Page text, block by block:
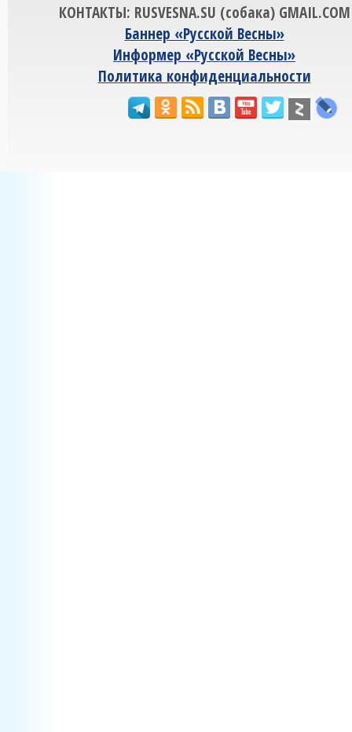
КОНТАКТЫ: RUSVESNA.SU (собака) GMAIL.COM
Баннер «Русской Весны»
Информер «Русской Весны»
Политика конфиденциальности